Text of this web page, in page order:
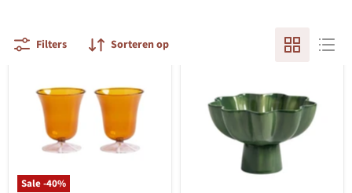
Filters Sorteren op
Sale -40%